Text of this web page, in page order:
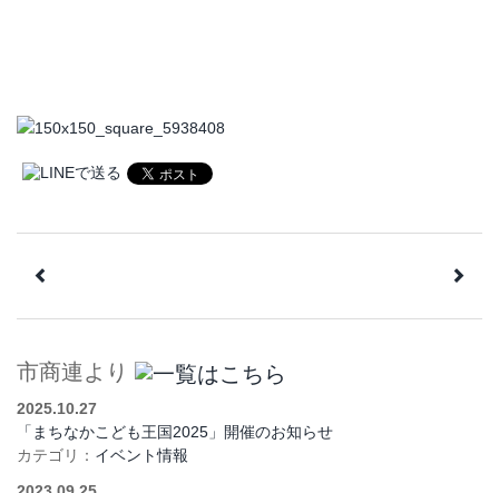
市商連より
2025.10.27
「まちなかこども王国2025」開催のお知らせ
カテゴリ： イベント情報